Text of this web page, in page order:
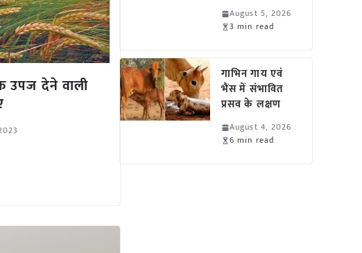
उपज देने वाली
August 5, 2026
3 min read
गाभिन गाय एवं
भैंस में संभावित
प्रसव के लक्षण
August 4, 2026
6 min read